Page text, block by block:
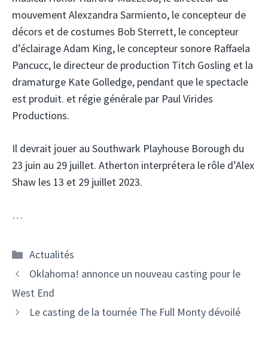
mouvement Alexzandra Sarmiento, le concepteur de
décors et de costumes Bob Sterrett, le concepteur
d’éclairage Adam King, le concepteur sonore Raffaela
Pancucc, le directeur de production Titch Gosling et la
dramaturge Kate Golledge, pendant que le spectacle
est produit. et régie générale par Paul Virides
Productions.
Il devrait jouer au Southwark Playhouse Borough du
23 juin au 29 juillet. Atherton interprétera le rôle d’Alex
Shaw les 13 et 29 juillet 2023.
…
Catégories
Actualités
Oklahoma! annonce un nouveau casting pour le
West End
Le casting de la tournée The Full Monty dévoilé